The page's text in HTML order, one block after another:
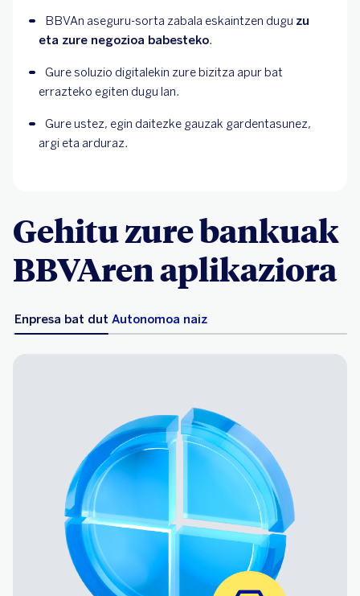
BBVAn aseguru-sorta zabala eskaintzen dugu zu
eta zure negozioa babesteko.
Gure soluzio digitalekin zure bizitza apur bat
errazteko egiten dugu lan.
Gure ustez, egin daitezke gauzak gardentasunez,
argi eta arduraz.
Gehitu zure bankuak
BBVAren aplikaziora
Enpresa bat dut Autonomoa naiz